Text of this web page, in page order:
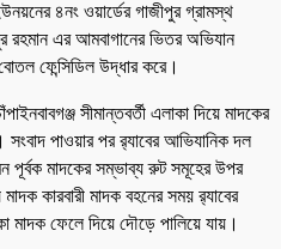
৪নং ওয়ার্ডের গাজীপুর গ্রামস্থ
এর আমবাগানের ভিতর অভিযান
ফেন্সিডিল উদ্ধার করে।
সীমান্তবর্তী এলাকা দিয়ে মাদকের
পাওয়ার পর র‌্যাবের আভিযানিক দল
পূর্বক মাদকের সম্ভাব্য রুট সমূহের উপর
কারবারী মাদক বহনের সময় র‌্যাবের
মাদক ফেলে দিয়ে দৌড়ে পালিয়ে যায়।